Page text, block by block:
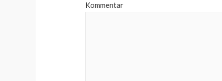
Kommentar